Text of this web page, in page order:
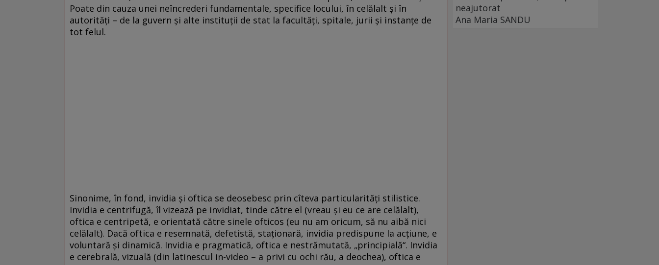
Poate din cauza unei neîncrederi fundamentale, specifice locului, în celălalt şi în
autorități – de la guvern şi alte instituții de stat la facultăți, spitale, jurii şi instanţe de
tot felul.
Sinonime, în fond, invidia şi oftica se deosebesc prin cîteva particularități stilistice.
Invidia e centrifugă, îl vizează pe invidiat, tinde către el (vreau şi eu ce are celălalt),
oftica e centripetă, e orientată către sinele ofticos (eu nu am oricum, să nu aibă nici
celălalt). Dacă oftica e resemnată, defetistă, staţionară, invidia predispune la acțiune, e
voluntară şi dinamică. Invidia e pragmatică, oftica e nestrămutată, „principială“. Invidia
e cerebrală, vizuală (din latinescul in-video – a privi cu ochi rău, a deochea), oftica e
neajutorat
Ana Maria SANDU